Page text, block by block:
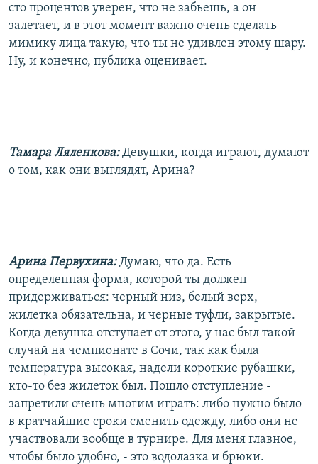
сто процентов уверен, что не забьешь, а он
залетает, и в этот момент важно очень сделать
мимику лица такую, что ты не удивлен этому шару.
Ну, и конечно, публика оценивает.
Тамара Ляленкова:Девушки, когда играют, думают
о том, как они выглядят, Арина?
Арина Первухина:Думаю, что да. Есть
определенная форма, которой ты должен
придерживаться: черный низ, белый верх,
жилетка обязательна, и черные туфли, закрытые.
Когда девушка отступает от этого, у нас был такой
случай на чемпионате в Сочи, так как была
температура высокая, надели короткие рубашки,
кто-то без жилеток был. Пошло отступление -
запретили очень многим играть: либо нужно было
в кратчайшие сроки сменить одежду, либо они не
участвовали вообще в турнире. Для меня главное,
чтобы было удобно, - это водолазка и брюки.